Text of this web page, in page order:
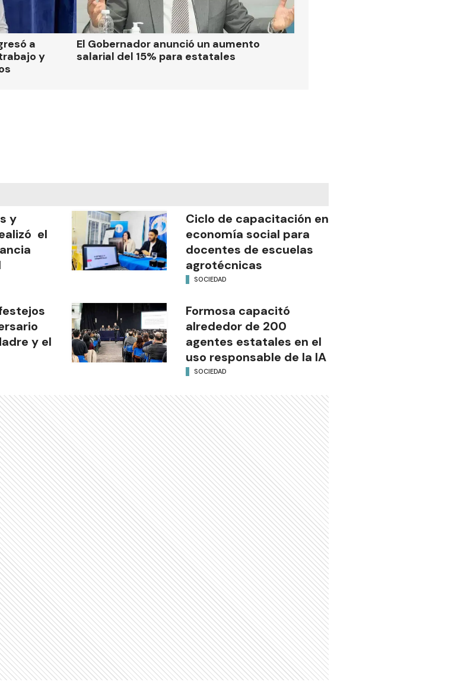
a
y
El Gobernador anunció un aumento
salarial del 15% para estatales
y
el
Ciclo de capacitación en
economía social para
docentes de escuelas
agrotécnicas
SOCIEDAD
y el
Formosa capacitó
alrededor de 200
agentes estatales en el
uso responsable de la IA
SOCIEDAD